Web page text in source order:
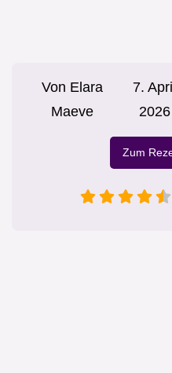
Von Elara
Maeve
7. April
2026
Zum